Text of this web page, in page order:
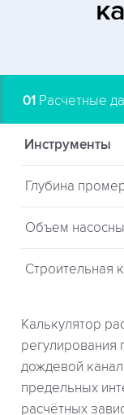
01 Расчетные
Инструменты
Глубина
Объем
Строительная
Калькулятор
регулирования
дождевой
предельных
расчётных